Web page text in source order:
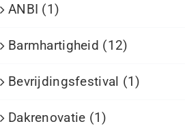
ANBI (1)
Barmhartigheid (12)
Bevrijdingsfestival (1)
Dakrenovatie (1)